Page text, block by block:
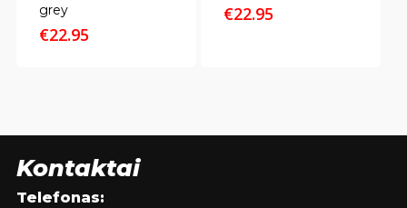
grey
€22.95
€22.95
Kontaktai
Telefonas: